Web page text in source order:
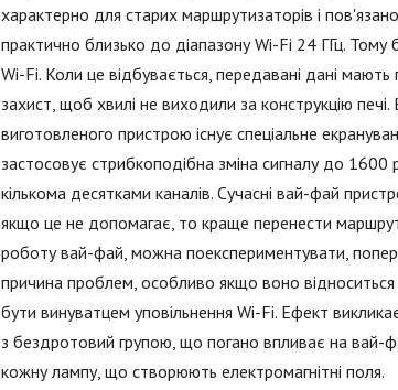
характерно для старих маршрутизаторів і
практично близько до діапазону Wi-Fi 24 ГГц.
Wi-Fi. Коли це відбувається, передавані дані
захист, щоб хвилі не виходили за конструкцію
виготовленого пристрою існує спеціальне
застосовує стрибкоподібна зміна сигналу до
кількома десятками каналів. Сучасні вай-фай
якщо це не допомагає, то краще перенести
роботу вай-фай, можна поекспериментувати,
причина проблем, особливо якщо воно відноситься
бути винуватцем уповільнення Wi-Fi. Ефект
з бездротовий групою, що погано впливає на вай-
кожну лампу, що створюють електромагнітні поля.